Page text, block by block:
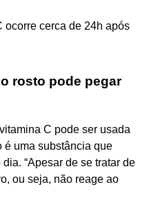
ocorre cerca de 24h após
rosto pode pegar
C pode ser usada
é uma substância que
“Apesar de se tratar de
ou seja, não reage ao